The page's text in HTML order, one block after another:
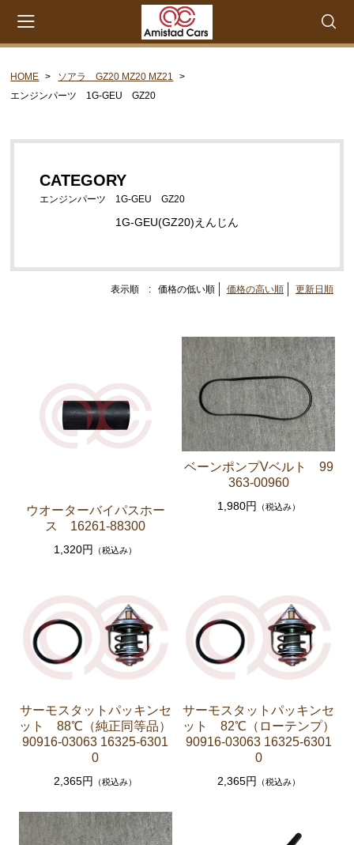
エンジンパーツ 4M-EU
ステアリングパーツ（ピットマンアーム アイドラー
アーム 各種リペアキット タイロッドエンド な
ウエザーストリップ ワイヤー類
セリカXX GA61 MA61 MA63
エンジンパーツ 5M-GEU MA61
エンジンパーツ M-TEU MA63
エンジンパーツ 1G-GEU GA61
エンジンパーツ 1G-EU GA61
エンジンパーツ（マウント 他）
ブレーキパーツ（マスターシリンダー リペアキッ
ト ホース など）
ステアリングパーツ（各種リペアキット ラックブー
ツ ラックエンド タイロッドエンド など）
足回りパーツ（アッパーマウント ベアリング ボールジ
ョイント ブッシュ類 など）
燃料パーツ（ポンプ フィルター ダンパー センダ
ーゲージ ホースなど）
駆動パーツ（センターサポートベアリング ドライブ
エアコン ヒーター関係
HOME
ソアラ GZ20 MZ20 MZ21
エンジンパーツ 1G-GEU GZ20
CATEGORY
エンジンパーツ 1G-GEU GZ20
1G-GEU(GZ20)えんじん
表示順 : 価格の低い順 価格の高い順 更新日順
ウオーターバイパスホー
ス 16261-88300
1,320円 （税込み）
ベーンポンプVベルト 99
363-00960
1,980円 （税込み）
サーモスタットパッキンセ
ット 88℃（純正同等品）
90916-03063 16325-6301
0
2,365円 （税込み）
サーモスタットパッキンセ
ット 82℃（ローテンプ）
90916-03063 16325-6301
0
2,365円 （税込み）